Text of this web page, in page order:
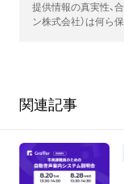
提供情報の真実性、
ン株式会社）は何ら
関連記事